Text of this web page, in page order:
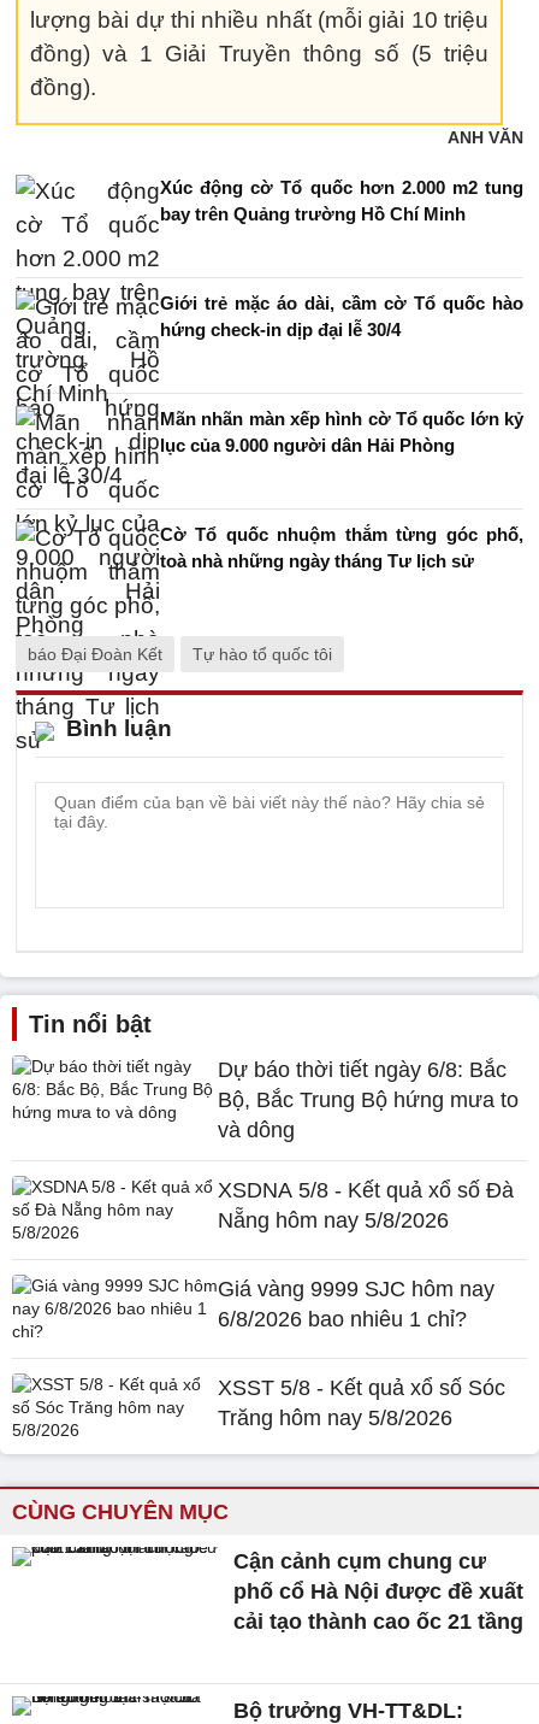
lượng bài dự thi nhiều nhất (mỗi giải 10 triệu
đồng) và 1 Giải Truyền thông số (5 triệu
đồng).
ANH VĂN
Xúc động cờ Tổ quốc hơn 2.000 m2 tung
bay trên Quảng trường Hồ Chí Minh
Giới trẻ mặc áo dài, cầm cờ Tổ quốc hào
hứng check-in dịp đại lễ 30/4
Mãn nhãn màn xếp hình cờ Tổ quốc lớn kỷ
lục của 9.000 người dân Hải Phòng
Cờ Tổ quốc nhuộm thắm từng góc phố,
toà nhà những ngày tháng Tư lịch sử
báo Đại Đoàn Kết Tự hào tổ quốc tôi
Bình luận
Tin nổi bật
Dự báo thời tiết ngày 6/8: Bắc
Bộ, Bắc Trung Bộ hứng mưa to
và dông
XSDNA 5/8 - Kết quả xổ số Đà
Nẵng hôm nay 5/8/2026
Giá vàng 9999 SJC hôm nay
6/8/2026 bao nhiêu 1 chỉ?
XSST 5/8 - Kết quả xổ số Sóc
Trăng hôm nay 5/8/2026
CÙNG CHUYÊN MỤC
Cận cảnh cụm chung cư
phố cổ Hà Nội được đề xuất
cải tạo thành cao ốc 21 tầng
Bộ trưởng VH-TT&DL: